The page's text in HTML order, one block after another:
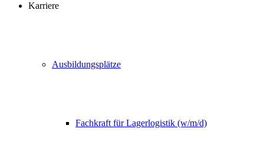
Karriere
Ausbildungsplätze
Fachkraft für Lagerlogistik (w/m/d)